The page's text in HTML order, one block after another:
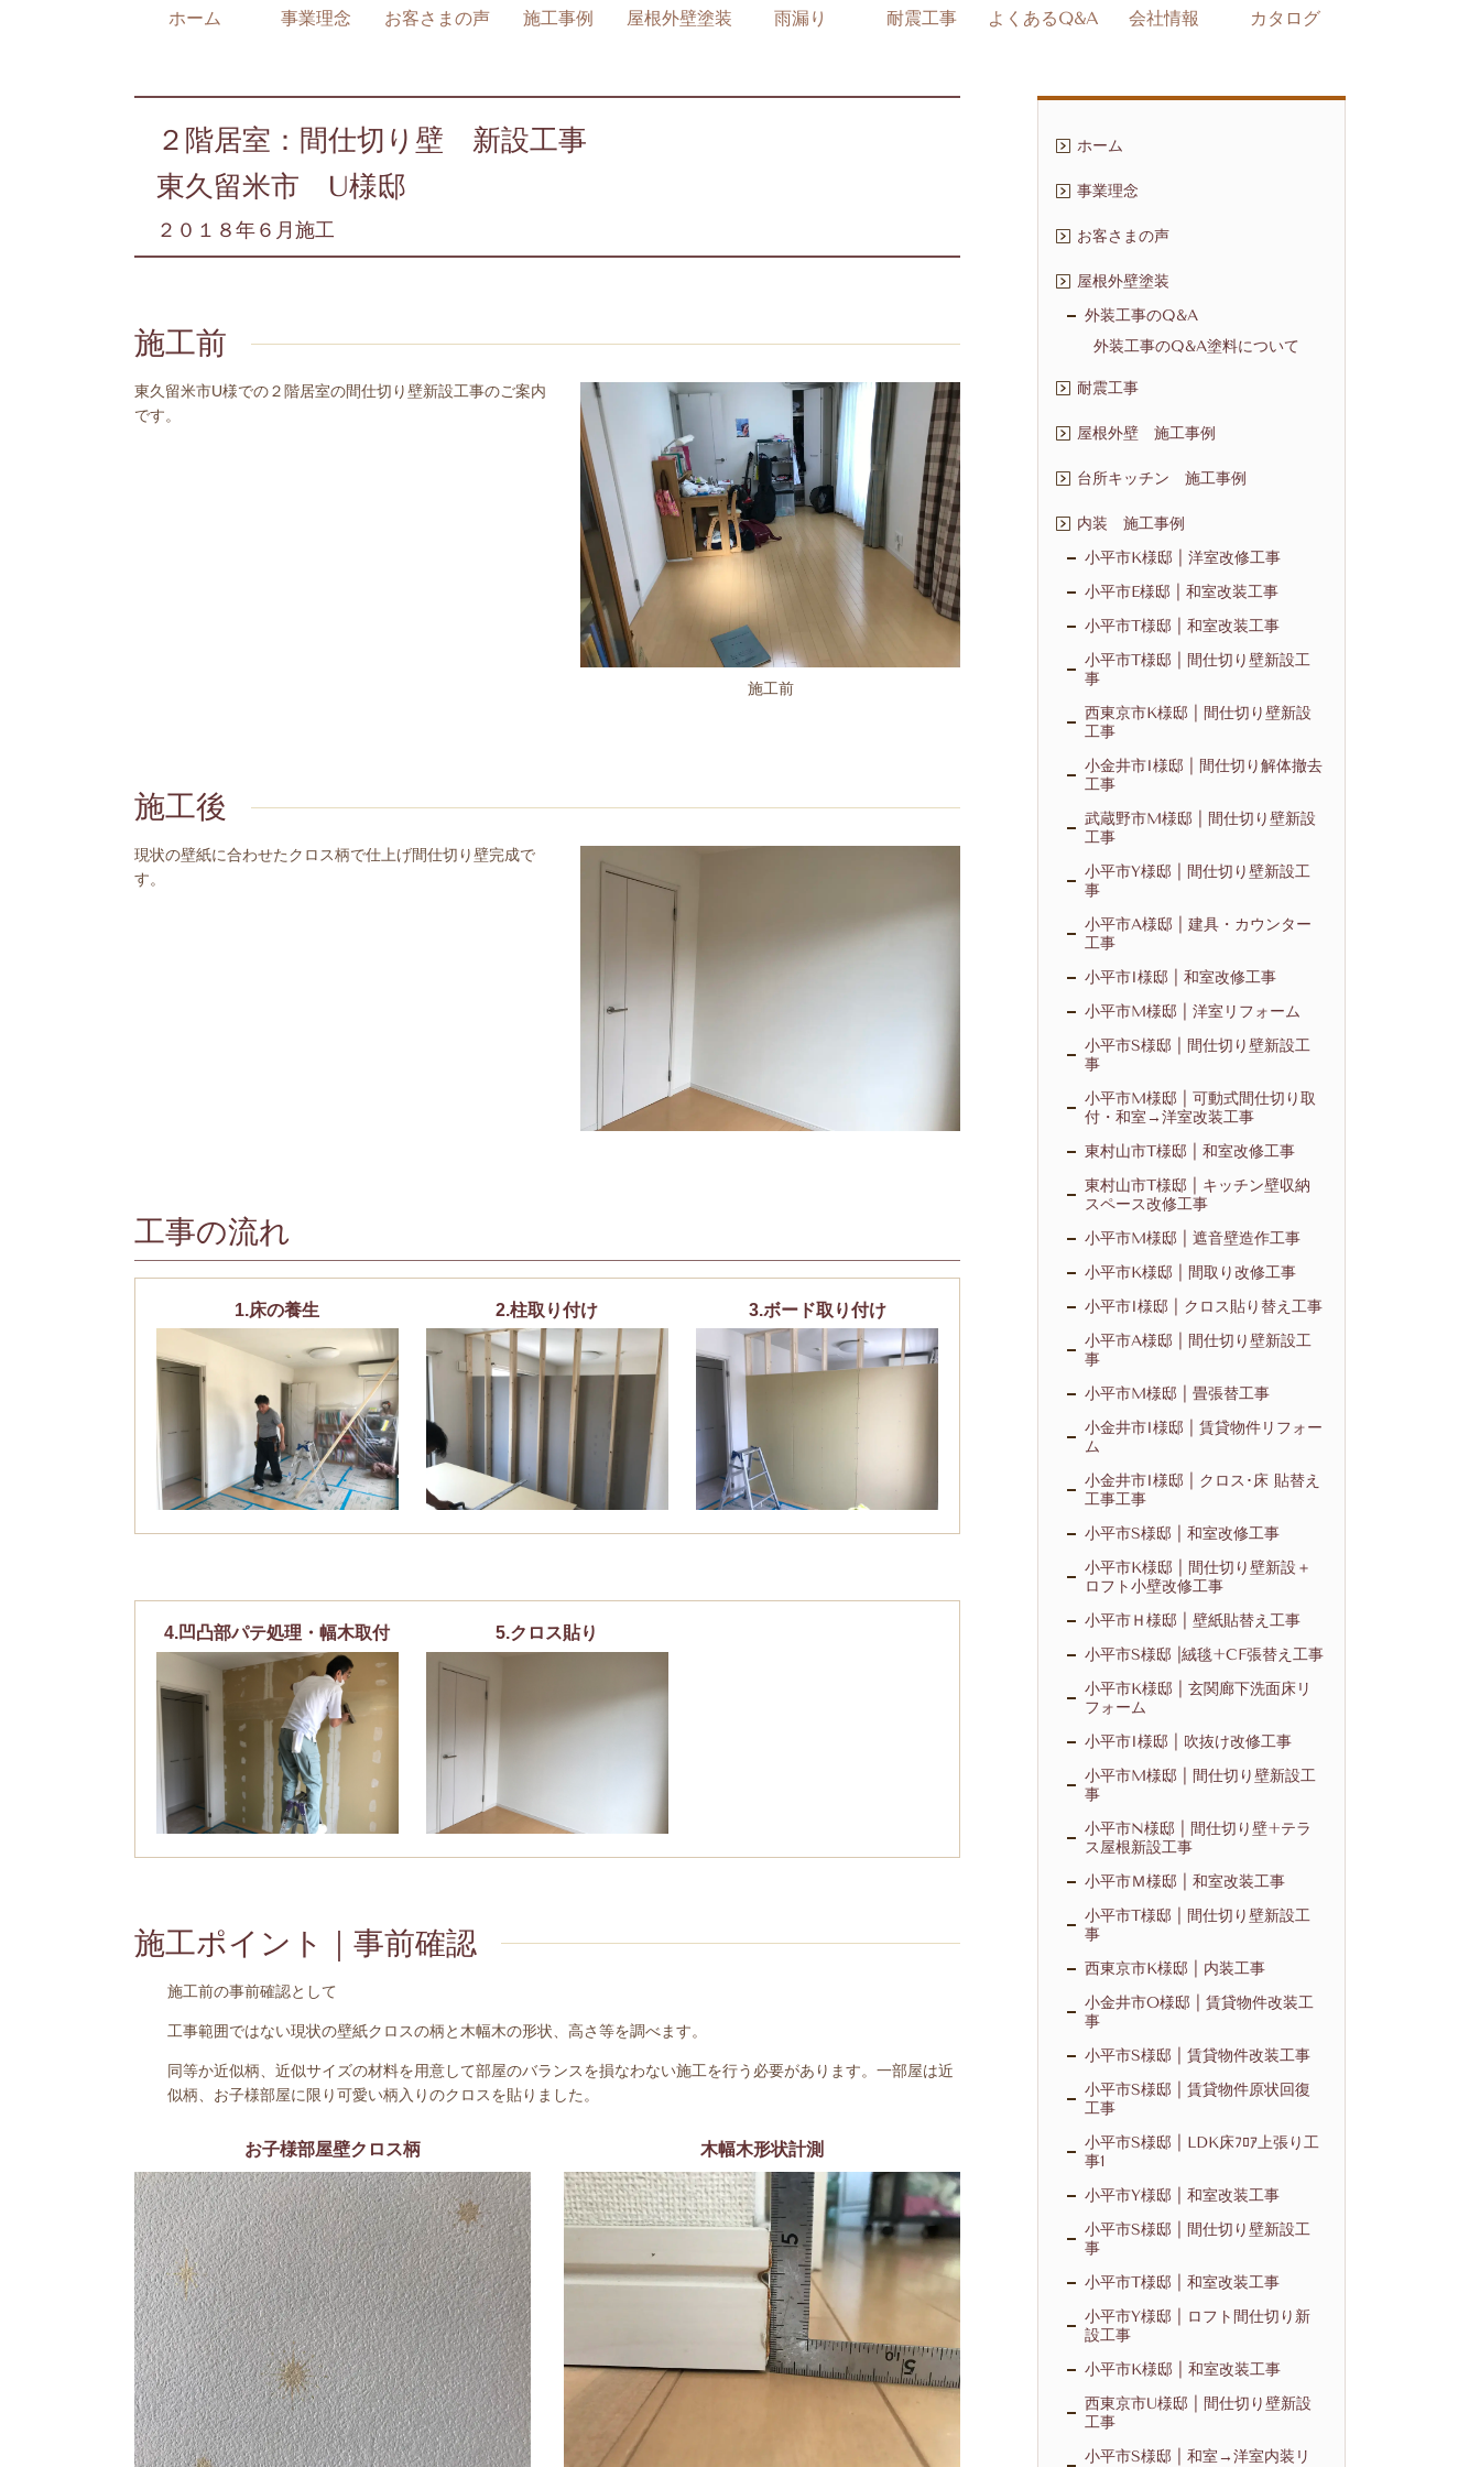
ホーム 事業理念 お客さまの声 施工事例 屋根外壁塗装 雨漏り 耐震工事 よくあるQ&A 会社情報 カタログ
２階居室：間仕切り壁 新設工事
東久留米市 U様邸
２０１８年６月施工
施工前
施工前
東久留米市U様での２階居室の間仕切り壁新設工事のご案内
です。
施工後
現状の壁紙に合わせたクロス柄で仕上げ間仕切り壁完成で
す。
工事の流れ
1.床の養生 2.柱取り付け 3.ボード取り付け
4.凹凸部パテ処理・幅木取付 5.クロス貼り
施工ポイント｜事前確認
施工前の事前確認として
工事範囲ではない現状の壁紙クロスの柄と木幅木の形状、高さ等を調べます。
同等か近似柄、近似サイズの材料を用意して部屋のバランスを損なわない施工を行う必要があります。一部屋は近
似柄、お子様部屋に限り可愛い柄入りのクロスを貼りました。
お子様部屋壁クロス柄 木幅木形状計測
ホーム
事業理念
お客さまの声
屋根外壁塗装
外装工事のQ&A
外装工事のQ&A塗料について
耐震工事
屋根外壁 施工事例
台所キッチン 施工事例
内装 施工事例
小平市K様邸 | 洋室改修工事
小平市E様邸 | 和室改装工事
小平市T様邸 | 和室改装工事
小平市T様邸 | 間仕切り壁新設工
事
西東京市K様邸 | 間仕切り壁新設
工事
小金井市I様邸 | 間仕切り解体撤去
工事
武蔵野市M様邸 | 間仕切り壁新設
工事
小平市Y様邸 | 間仕切り壁新設工
事
小平市A様邸 | 建具・カウンター
工事
小平市I様邸 | 和室改修工事
小平市M様邸 | 洋室リフォーム
小平市S様邸 | 間仕切り壁新設工
事
小平市M様邸 | 可動式間仕切り取
付・和室→洋室改装工事
東村山市T様邸 | 和室改修工事
東村山市T様邸 | キッチン壁収納
スペース改修工事
小平市M様邸 | 遮音壁造作工事
小平市K様邸 | 間取り改修工事
小平市I様邸 | クロス貼り替え工事
小平市A様邸 | 間仕切り壁新設工
事
小平市M様邸 | 畳張替工事
小金井市I様邸 | 賃貸物件リフォー
ム
小金井市I様邸 | クロス･床 貼替え
工事工事
小平市S様邸 | 和室改修工事
小平市K様邸 | 間仕切り壁新設＋
ロフト小壁改修工事
小平市Ｈ様邸 | 壁紙貼替え工事
小平市S様邸 |絨毯+CF張替え工事
小平市K様邸 | 玄関廊下洗面床リ
フォーム
小平市I様邸 | 吹抜け改修工事
小平市M様邸 | 間仕切り壁新設工
事
小平市N様邸 | 間仕切り壁+テラ
ス屋根新設工事
小平市Ｍ様邸 | 和室改装工事
小平市T様邸 | 間仕切り壁新設工
事
西東京市K様邸 | 内装工事
小金井市O様邸 | 賃貸物件改装工
事
小平市S様邸 | 賃貸物件改装工事
小平市S様邸 | 賃貸物件原状回復
工事
小平市S様邸 | LDK床ﾌﾛｱ上張り工
事1
小平市Y様邸 | 和室改装工事
小平市S様邸 | 間仕切り壁新設工
事
小平市T様邸 | 和室改装工事
小平市Y様邸 | ロフト間仕切り新
設工事
小平市K様邸 | 和室改装工事
西東京市U様邸 | 間仕切り壁新設
工事
小平市S様邸 | 和室→洋室内装リ